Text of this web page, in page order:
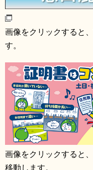
画像をクリックすると
す。
画像をクリックすると
移動します。